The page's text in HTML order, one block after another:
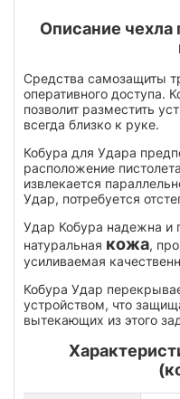
Описание чехла
Средства самозащиты
оперативного доступа.
позволит разместить
всегда близко к руке.
Кобура для Удара
расположение
извлекается
Удар, потребуется
Удар Кобура надежна и
натуральная кожа,
усиливаемая
Кобура Удар
устройством, что
вытекающих из этого